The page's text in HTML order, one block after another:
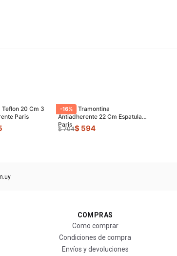
Teflon 20 Cm 3
Paris
-16%
Sarten Tramontina
Antiadherente 22 Cm Espatula
Paris
$ 704$ 594
COMPRAS
Como comprar
Condiciones de compra
Envíos y devoluciones